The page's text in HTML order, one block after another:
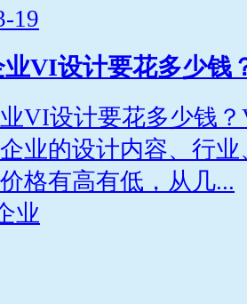
19
VI设计要花多少钱
VI设计要花多少钱
业的设计内容、行
格有高有低，从几...